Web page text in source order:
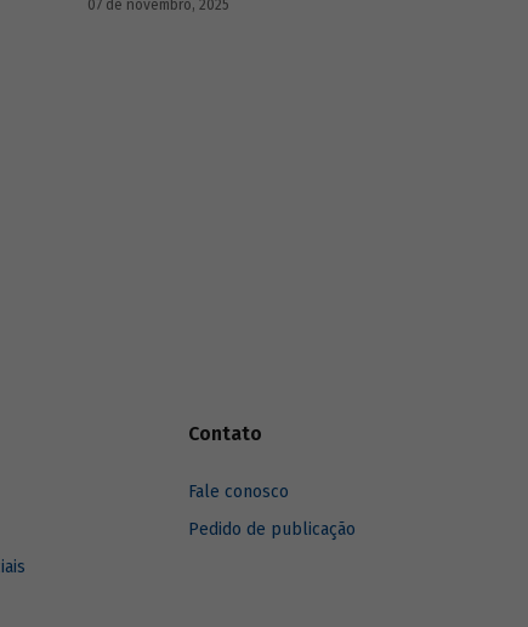
07 de novembro, 2025
Contato
Fale conosco
Pedido de publicação